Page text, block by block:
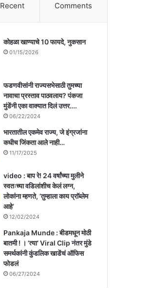
Recent Comments
कोहळा खाण्याचे 10 फायदे, नुकसान
01/15/2026
फडणवीसांनी राज्यसभेसाठी तुमच्या
नावाचा प्रस्ताव पाठवलाय? पंकजा
मुंडेंनी एका वाक्यात दिलं उत्तर….
06/22/2024
भारतातील एकमेव राज्य, जे इंग्रजांना
कधीच जिंकता आले नाही…
11/17/2025
video : बाप रे! 24 वर्षांच्या मुलीने
स्वतःच्या वडिलांशीच केलं लग्न,
लोकांना म्हणते, ‘तुम्हाला काय प्राॅब्लेम
आहे’
12/02/2024
Pankaja Munde : बीडमधून मोठी
बातमी ! । ‘त्या’ Viral Clip नंतर मुंडे
समर्थकांनी कुंडलिक खाडेंचं ऑफिस
फोडलं
06/27/2024